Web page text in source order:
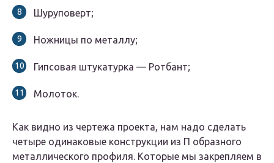
Шуруповерт;
Ножницы по металлу;
Гипсовая штукатурка — Ротбант;
Молоток.
Как видно из чертежа проекта, нам надо сделать
четыре одинаковые конструкции из П образного
металлического профиля. Которые мы закрепляем в